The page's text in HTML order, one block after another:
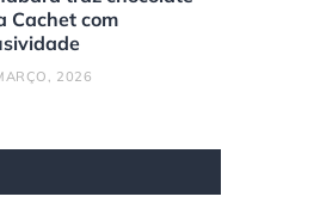
Cachet com
2026